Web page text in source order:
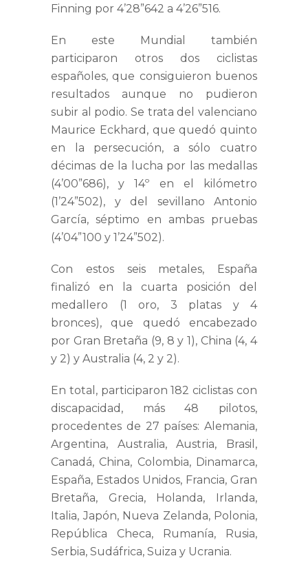
Finning por 4’28”642 a 4’26”516.
En este Mundial también
participaron otros dos ciclistas
españoles, que consiguieron buenos
resultados aunque no pudieron
subir al podio. Se trata del valenciano
Maurice Eckhard, que quedó quinto
en la persecución, a sólo cuatro
décimas de la lucha por las medallas
(4’00”686), y 14º en el kilómetro
(1’24”502), y del sevillano Antonio
García, séptimo en ambas pruebas
(4’04”100 y 1’24”502).
Con estos seis metales, España
finalizó en la cuarta posición del
medallero (1 oro, 3 platas y 4
bronces), que quedó encabezado
por Gran Bretaña (9, 8 y 1), China (4, 4
y 2) y Australia (4, 2 y 2).
En total, participaron 182 ciclistas con
discapacidad, más 48 pilotos,
procedentes de 27 países: Alemania,
Argentina, Australia, Austria, Brasil,
Canadá, China, Colombia, Dinamarca,
España, Estados Unidos, Francia, Gran
Bretaña, Grecia, Holanda, Irlanda,
Italia, Japón, Nueva Zelanda, Polonia,
República Checa, Rumanía, Rusia,
Serbia, Sudáfrica, Suiza y Ucrania.